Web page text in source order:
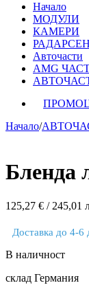
Начало
МОДУЛИ
КАМЕРИ
Авточасти
AMG
Начало/
Бленда
125,27 € / 245,01
Доставка до 4-6
В наличност
склад Германия